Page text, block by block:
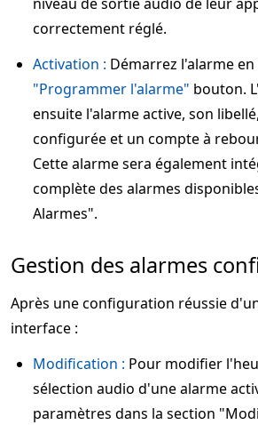
correctement réglé.
Activation : Démarrez l'alarme
"Programmer l'alarme" bouton.
ensuite l'alarme active, son
configurée et un compte à
Cette alarme sera également
complète des alarmes
Alarmes".
Gestion des alarmes
Après une configuration réussie
interface :
Modification : Pour modifier
sélection audio d'une alarme
paramètres dans la section